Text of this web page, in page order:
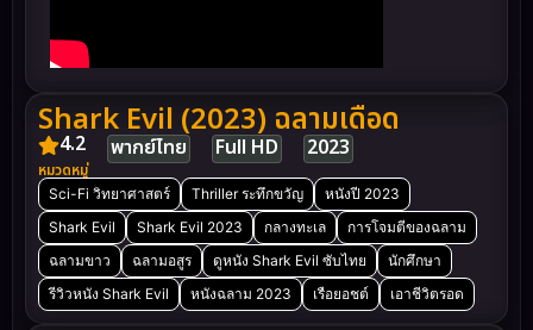
Shark Evil (2023) ฉลามเดือด
4.2 พากย์ไทย Full HD 2023
หมวดหมู่
Sci-Fi วิทยาศาสตร์ Thriller ระทึกขวัญ
หนังปี 2023
Shark Evil
Shark Evil 2023 กลางทะเล
การโจมตีของฉลาม
ฉลามขาว
ฉลามอสูร ดูหนัง Shark Evil ซับไทย
นักศึกษา
รีวิวหนัง Shark Evil
หนังฉลาม 2023 เรือยอชต์ เอาชีวิตรอด